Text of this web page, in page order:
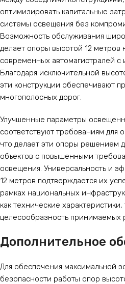
оптимизировать капитальные
системы освещения без
Возможность обслуживания
делает опоры высотой 12
современных автомагистралей
Благодаря исключительной
эти конструкции обеспечивают
многополосных дорог.
Улучшенные параметры
соответствуют требованиям для
что делает эти опоры решением
объектов с повышенными
освещения. Универсальность и
12 метров подтверждается их
рамках национальных
как технические
целесообразность принимаемых
Дополнительное
Для обеспечения максимальной
безопасности работы опор